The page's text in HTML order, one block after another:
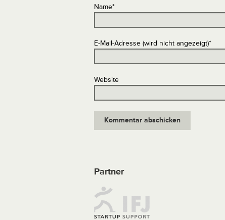
Name*
E-Mail-Adresse (wird nicht angezeigt)*
Website
Partner